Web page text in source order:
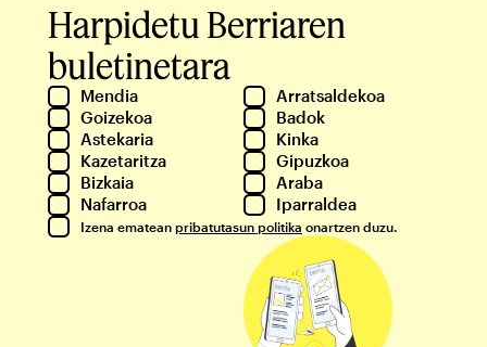
Harpidetu Berriaren
buletinetara
Mendia
Arratsaldekoa
Goizekoa
Badok
Astekaria
Kinka
Kazetaritza
Gipuzkoa
Bizkaia
Araba
Nafarroa
Iparraldea
Izena ematean pribatutasun politika onartzen duzu.